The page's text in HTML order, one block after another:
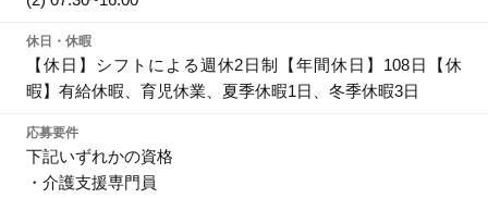
休日・休暇
【休日】シフトによる週休2日制【年間休日】108日【休
暇】有給休暇、育児休業、夏季休暇1日、冬季休暇3日
応募要件
下記いずれかの資格
・介護支援専門員